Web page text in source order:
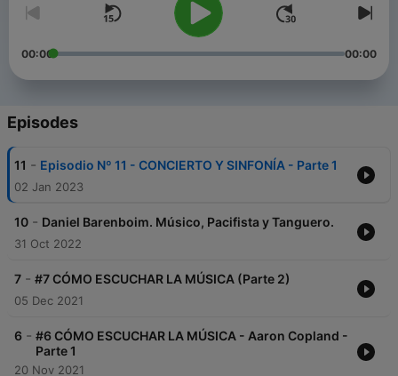
00:00 00:00
Episodes
11 - Episodio Nº 11 - CONCIERTO Y SINFONÍA - Parte 1
02 Jan 2023
10 - Daniel Barenboim. Músico, Pacifista y Tanguero.
31 Oct 2022
7 - #7 CÓMO ESCUCHAR LA MÚSICA (Parte 2)
05 Dec 2021
6 - #6 CÓMO ESCUCHAR LA MÚSICA - Aaron Copland -
Parte 1
20 Nov 2021